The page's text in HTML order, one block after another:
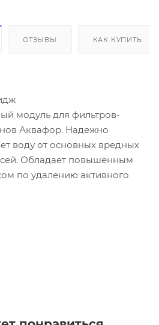
ОТЗЫВЫ КАК КУПИТЬ
модуль для фильтров-
Аквафор. Надежно
воду от основных вредных
Обладает повышенным
по удалению активного